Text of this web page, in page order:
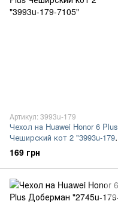
Артикул: 3993u-179
Чехол на Huawei Honor 6 Plus
Чеширский кот 2 "3993u-179-
7105"
169 грн